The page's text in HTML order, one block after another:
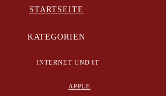
STARTSEITE
KATEGORIEN
INTERNET UND IT
APPLE